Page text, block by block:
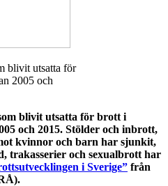
blivit utsatta för
2005 och
blivit utsatta för brott i
och 2015. Stölder och inbrott,
kvinnor och barn har sjunkit,
trakasserier och sexualbrott har
i Sverige” från